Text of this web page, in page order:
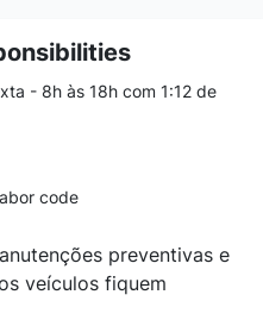
- 8h às 18h com 1:12 de
code
preventivas e
veículos fiquem